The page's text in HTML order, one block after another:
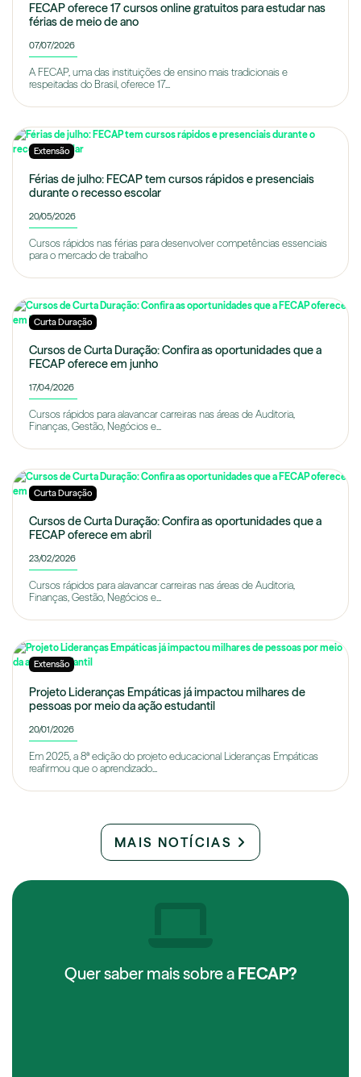
FECAP oferece 17 cursos online gratuitos para estudar nas
férias de meio de ano
07/07/2026
A FECAP, uma das instituições de ensino mais tradicionais e
respeitadas do Brasil, oferece 17...
Extensão
Férias de julho: FECAP tem cursos rápidos e presenciais
durante o recesso escolar
20/05/2026
Cursos rápidos nas férias para desenvolver competências essenciais
para o mercado de trabalho
Curta Duração
Cursos de Curta Duração: Confira as oportunidades que a
FECAP oferece em junho
17/04/2026
Cursos rápidos para alavancar carreiras nas áreas de Auditoria,
Finanças, Gestão, Negócios e...
Curta Duração
Cursos de Curta Duração: Confira as oportunidades que a
FECAP oferece em abril
23/02/2026
Cursos rápidos para alavancar carreiras nas áreas de Auditoria,
Finanças, Gestão, Negócios e...
Extensão
Projeto Lideranças Empáticas já impactou milhares de
pessoas por meio da ação estudantil
20/01/2026
Em 2025, a 8ª edição do projeto educacional Lideranças Empáticas
reafirmou que o aprendizado...
MAIS NOTÍCIAS
Quer saber mais sobre a FECAP?